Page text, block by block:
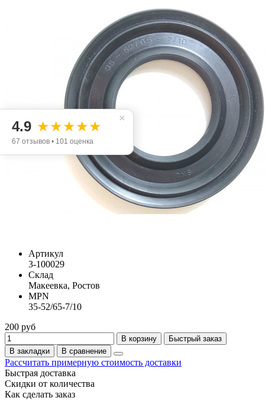
Артикул
3-100029
Склад
Макеевка, Ростов
MPN
35-52/65-7/10
200 руб
В корзину
Быстрый заказ
В закладки
В сравнение
Рассчитать примерную стоимость доставки
Быстрая доставка
Скидки от количества
Как сделать заказ
×
4.9 ★★★★★
67 отзывов • 101 оценка